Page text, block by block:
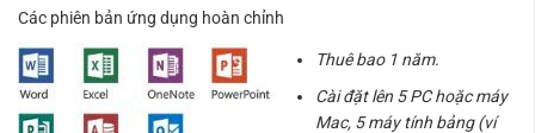
Các phiên bản ứng dụng hoàn chỉnh
Thuê bao 1 năm.
Cài đặt lên 5PChoặc máy
Mac, 5máy tínhbảng (ví